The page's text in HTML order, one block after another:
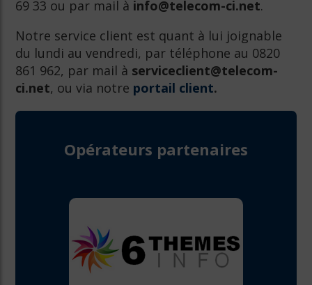
69 33 ou par mail à info@telecom-ci.net.
Notre service client est quant à lui joignable
du lundi au vendredi, par téléphone au 0820
861 962, par mail à serviceclient@telecom-
ci.net, ou via notre portail client.
Opérateurs partenaires